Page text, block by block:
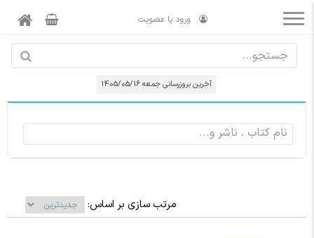
ورود یا عضویت
آخرین بروزرسانی جمعه 1405/05/16
مرتب سازی بر اساس: